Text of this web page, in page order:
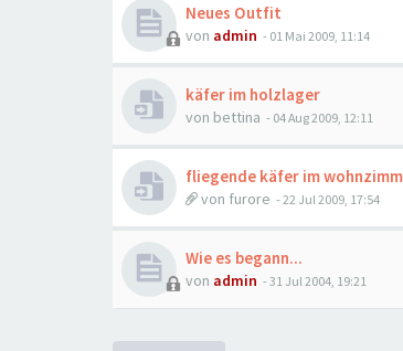
Neues Outfit
von admin - 01 Mai 2009, 11:14
käfer im holzlager
von bettina - 04 Aug 2009, 12:11
fliegende käfer im
von furore - 22 Jul 2009, 17:54
Wie es begann...
von admin - 31 Jul 2004, 19:21